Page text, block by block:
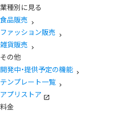
業種別に見る
食品販売
ファッション販売
雑貨販売
その他
開発中・提供予定の機能
テンプレート一覧
アプリストア
料金